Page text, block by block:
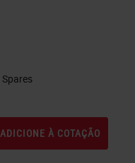
ADICIONE À COTAÇÃO